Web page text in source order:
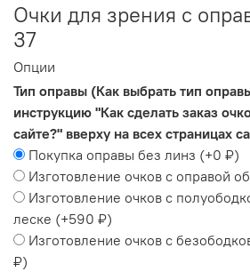
Очки для зрения с
37
Опции
Тип оправы (Как выбрать тип
инструкцию "Как сделать заказ
сайте?" вверху на всех страницах
Покупка оправы без линз (+0 ₽)
Изготовление очков с оправой
Изготовление очков с
леске (+590 ₽)
Изготовление очков с
₽)